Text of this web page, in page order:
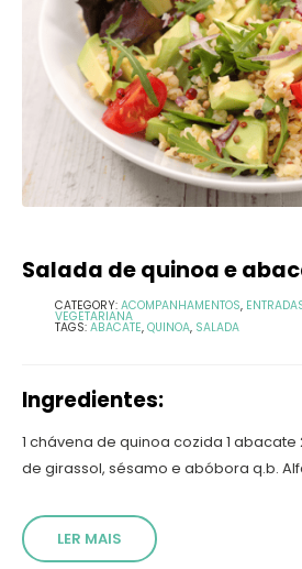
Salada de quinoa e
CATEGORY: ACOMPANHAMENTOS,
VEGETARIANA
TAGS: ABACATE, QUINOA, SALADA
Ingredientes:
1 chávena de quinoa cozida 1
de girassol, sésamo e abóbora q.b.
LER MAIS